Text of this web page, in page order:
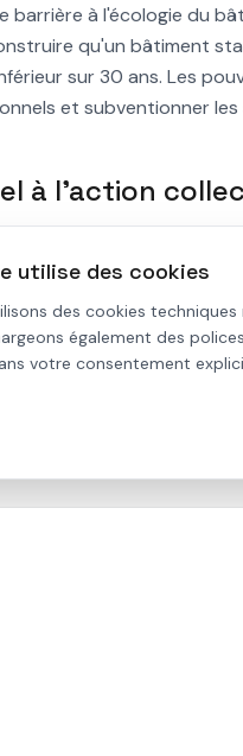
barrière à l'écologie du
qu'un bâtiment
sur 30 ans. Les
et subventionner
à l'action
seul" pour "vivre
construisons des lieux
- Mars 2020,
utilise des cookies
des cookies
également des
votre consentement